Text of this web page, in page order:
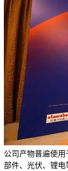
公司产物普遍使
部件、光伏、锂